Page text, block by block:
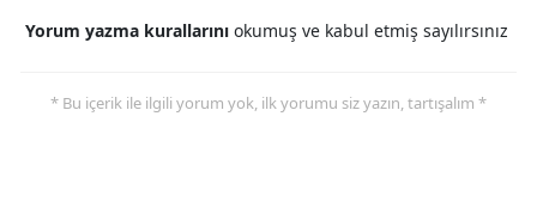
Yorum yazma kurallarını okumuş ve kabul etmiş sayılırsınız
* Bu içerik ile ilgili yorum yok, ilk yorumu siz yazın, tartışalım *